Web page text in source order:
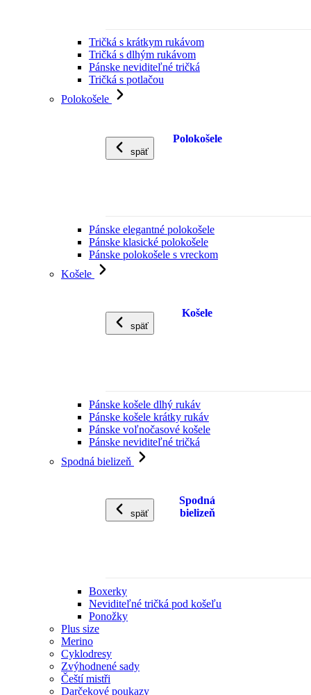
Tričká s krátkym rukávom
Tričká s dlhým rukávom
Pánske neviditeľné tričká
Tričká s potlačou
Polokošele
späť
Polokošele
Pánske elegantné polokošele
Pánske klasické polokošele
Pánske polokošele s vreckom
Košele
späť
Košele
Pánske košele dlhý rukáv
Pánske košele krátky rukáv
Pánske voľnočasové košele
Pánske neviditeľné tričká
Spodná bielizeň
späť
Spodná
bielizeň
Boxerky
Neviditeľné tričká pod košeľu
Ponožky
Plus size
Merino
Cyklodresy
Zvýhodnené sady
Čeští mistři
Darčekové poukazy